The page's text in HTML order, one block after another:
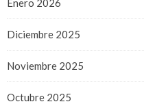
Enero 2026
Diciembre 2025
Noviembre 2025
Octubre 2025